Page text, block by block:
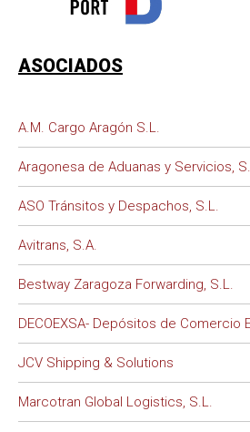
ASOCIADOS
A.M. Cargo Aragón S.L.
Aragonesa de Aduanas y Servicios,
ASO Tránsitos y Despachos, S.L.
Avitrans, S.A.
Bestway Zaragoza Forwarding, S.L.
DECOEXSA- Depósitos de Comercio
JCV Shipping & Solutions
Marcotran Global Logistics, S.L.